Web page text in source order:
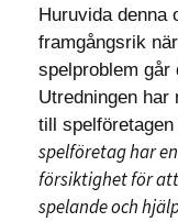
Huruvida denna
framgångsrik
spelproblem
Utredningen har
till
spelföretag har
försiktighet för
spelande och